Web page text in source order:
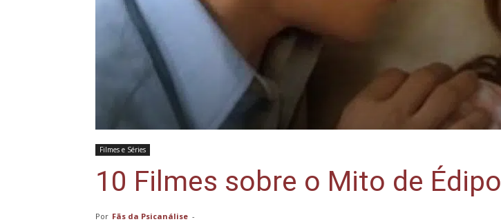
Filmes e Séries
10 Filmes sobre o Mito de Édipo
Por Fãs da Psicanálise -